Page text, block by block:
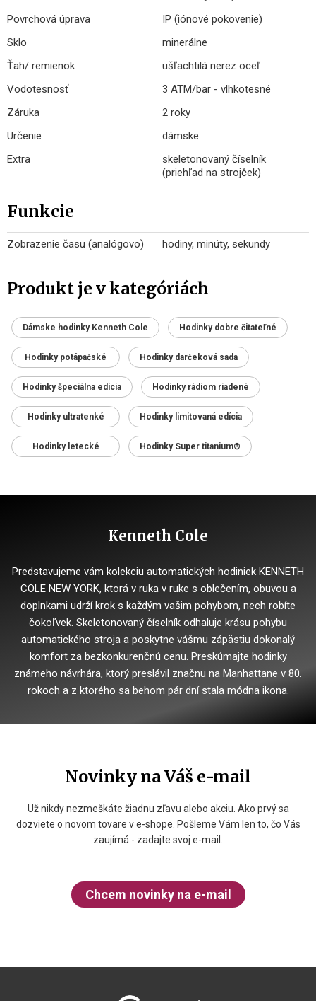
Povrchová úprava
IP (iónové pokovenie)
Sklo
minerálne
Ťah/ remienok
ušľachtilá nerez oceľ
Vodotesnosť
3 ATM/bar - vlhkotesné
Záruka
2 roky
Určenie
dámske
Extra
skeletonovaný číselník
(priehľad na strojček)
Funkcie
Zobrazenie času (analógovo) hodiny, minúty, sekundy
Produkt je v kategóriách
Dámske hodinky Kenneth Cole Hodinky dobre čitateľné
Hodinky potápačské Hodinky darčeková sada
Hodinky špeciálna edícia Hodinky rádiom riadené
Hodinky ultratenké Hodinky limitovaná edícia
Hodinky letecké Hodinky Super titanium®
Kenneth Cole
Predstavujeme vám kolekciu automatických hodiniek KENNETH
COLE NEW YORK, ktorá v ruka v ruke s oblečením, obuvou a
doplnkami udrží krok s každým vašim pohybom, nech robíte
čokoľvek. Skeletonovaný číselník odhaluje krásu pohybu
automatického stroja a poskytne vášmu zápästiu dokonalý
komfort za bezkonkurenčnú cenu. Preskúmajte hodinky
známeho návrhára, ktorý preslávil značnu na Manhattane v 80.
rokoch a z ktorého sa behom pár dní stala módna ikona.
Novinky na Váš e-mail
Už nikdy nezmeškáte žiadnu zľavu alebo akciu. Ako prvý sa
dozviete o novom tovare v e-shope. Pošleme Vám len to, čo Vás
zaujímá - zadajte svoj e-mail.
Chcem novinky na e-mail